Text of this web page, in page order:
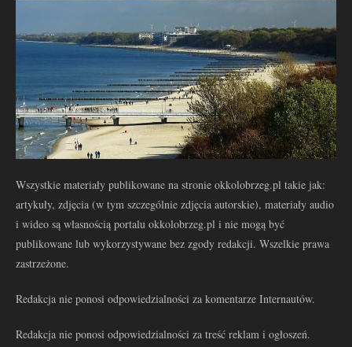
Wszystkie materiały publikowane na stronie okkolobrzeg.pl takie jak:
artykuły, zdjęcia (w tym szczególnie zdjęcia autorskie), materiały audio
i wideo są własnością portalu okkolobrzeg.pl i nie mogą być
publikowane lub wykorzystywane bez zgody redakcji. Wszelkie prawa
zastrzeżone.
Redakcja nie ponosi odpowiedzialności za komentarze Internautów.
Redakcja nie ponosi odpowiedzialności za treść reklam i ogłoszeń.